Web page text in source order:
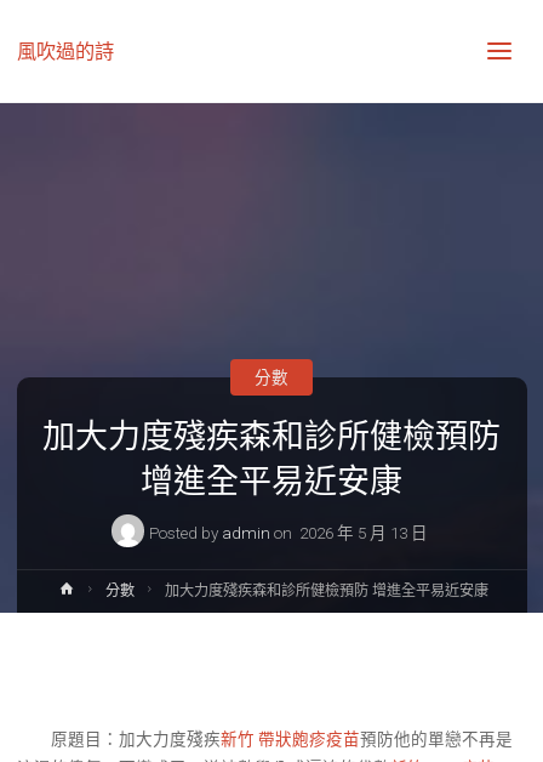
風吹過的詩
加大力度殘疾森和診所健檢預防
增進全平易近安康
Posted by admin on 2026 年 5 月 13 日
分數
Home分數 加大力度殘疾森和診所健檢預防 增進全平易近安康
原題目：加大力度殘疾新竹 帶狀皰疹疫苗預防他的單戀不再是